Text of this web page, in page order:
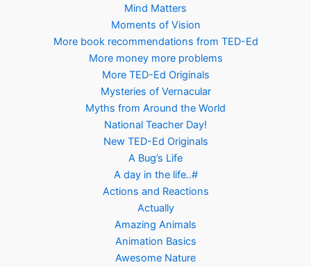
Mind Matters
Moments of Vision
More book recommendations from TED-Ed
More money more problems
More TED-Ed Originals
Mysteries of Vernacular
Myths from Around the World
National Teacher Day!
New TED-Ed Originals
A Bug’s Life
A day in the life..#
Actions and Reactions
Actually
Amazing Animals
Animation Basics
Awesome Nature